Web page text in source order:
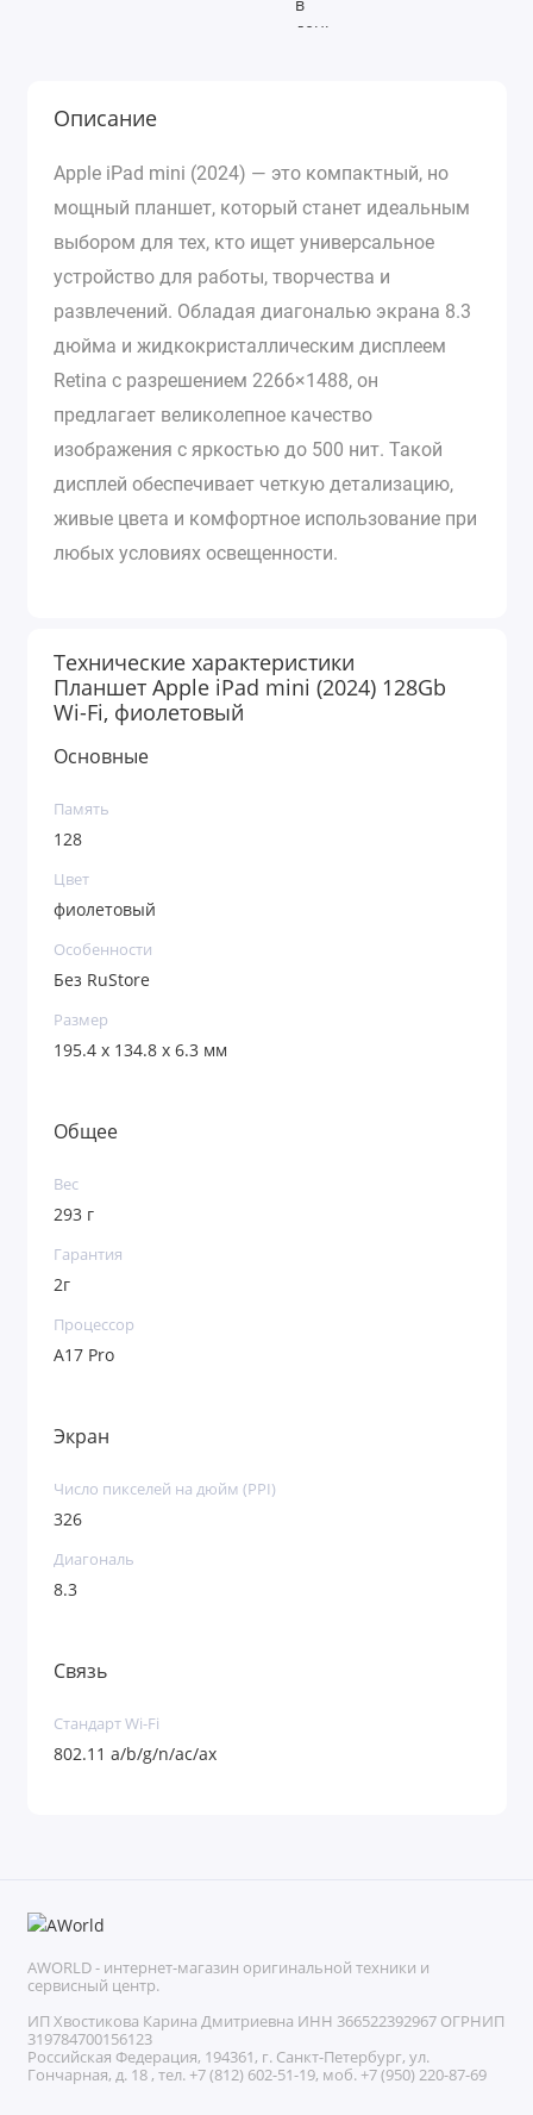
Описание
Apple iPad mini (2024) — это компактный, но
мощный планшет, который станет идеальным
выбором для тех, кто ищет универсальное
устройство для работы, творчества и
развлечений. Обладая диагональю экрана 8.3
дюйма и жидкокристаллическим дисплеем
Retina с разрешением 2266×1488, он
предлагает великолепное качество
изображения с яркостью до 500 нит. Такой
дисплей обеспечивает четкую детализацию,
живые цвета и комфортное использование при
любых условиях освещенности.
Технические характеристики
Планшет Apple iPad mini (2024) 128Gb
Wi-Fi, фиолетовый
Основные
Память
128
Цвет
фиолетовый
Особенности
Без RuStore
Размер
195.4 x 134.8 x 6.3 мм
Общее
Вес
293 г
Гарантия
2г
Процессор
A17 Pro
Экран
Число пикселей на дюйм (PPI)
326
Диагональ
8.3
Связь
Стандарт Wi-Fi
802.11 a/b/g/n/ac/ax
AWORLD - интернет-магазин оригинальной техники и
сервисный центр.
ИП Хвостикова Карина Дмитриевна ИНН 366522392967 ОГРНИП
319784700156123
Российская Федерация, 194361, г. Санкт-Петербург, ул.
Гончарная, д. 18 , тел. +7 (812) 602-51-19, моб. +7 (950) 220-87-69